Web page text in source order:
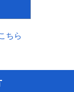
ちら